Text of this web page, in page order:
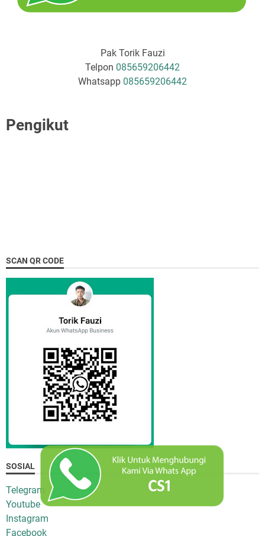
Pak Torik Fauzi
Telpon 085659206442
Whatsapp 085659206442
Pengikut
SCAN QR CODE
SOSIAL
Telegram
Youtube
Instagram
Facebook